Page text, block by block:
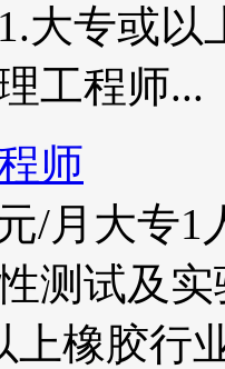
大专或以
工程师...
师
/月 大专1
测试及
上橡胶行